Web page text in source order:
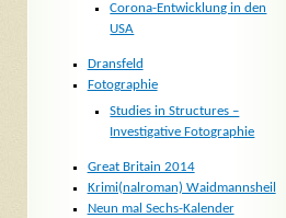
Corona-Entwicklung in den
USA
Dransfeld
Fotographie
Studies in Structures –
Investigative Fotographie
Great Britain 2014
Krimi(nalroman) Waidmannsheil
Neun mal Sechs-Kalender